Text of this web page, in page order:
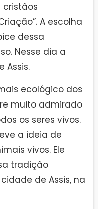
cristãos
A escolha
dessa
Nesse dia a
Assis.
ecológico dos
muito admirado
os seres vivos.
a ideia de
vivos. Ele
tradição
de Assis, na